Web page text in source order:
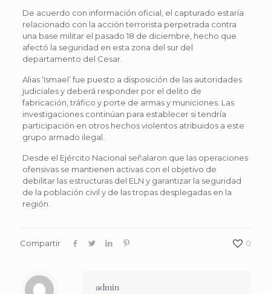
De acuerdo con información oficial, el capturado estaría
relacionado con la acción terrorista perpetrada contra
una base militar el pasado 18 de diciembre, hecho que
afectó la seguridad en esta zona del sur del
departamento del Cesar.
Alias ‘Ismael’ fue puesto a disposición de las autoridades
judiciales y deberá responder por el delito de
fabricación, tráfico y porte de armas y municiones. Las
investigaciones continúan para establecer si tendría
participación en otros hechos violentos atribuidos a este
grupo armado ilegal.
Desde el Ejército Nacional señalaron que las operaciones
ofensivas se mantienen activas con el objetivo de
debilitar las estructuras del ELN y garantizar la seguridad
de la población civil y de las tropas desplegadas en la
región.
Compartir 0
admin